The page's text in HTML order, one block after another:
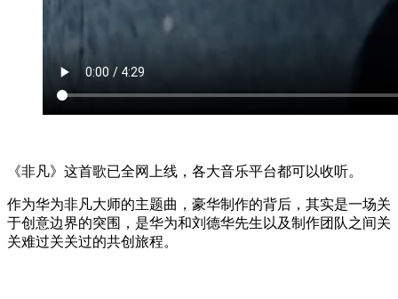
《非凡》这首歌已全网上线，各大音乐平台都可以收听。
作为华为非凡大师的主题曲，豪华制作的背后，其实是一场关
于创意边界的突围，是华为和刘德华先生以及制作团队之间关
关难过关关过的共创旅程。